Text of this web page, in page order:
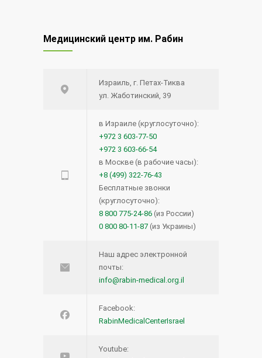
Медицинский центр им. Рабин
Израиль, г. Петах-Тиква
ул. Жаботинский, 39
в Израиле (круглосуточно):
+972 3 603-77-50
+972 3 603-66-54
в Москве (в рабочие часы):
+8 (499) 322-76-43
Бесплатные звонки
(круглосуточно):
8 800 775-24-86 (из России)
0 800 80-11-87 (из Украины)
Наш адрес электронной
почты:
info@rabin-medical.org.il
Facebook:
RabinMedicalCenterIsrael
Youtube: